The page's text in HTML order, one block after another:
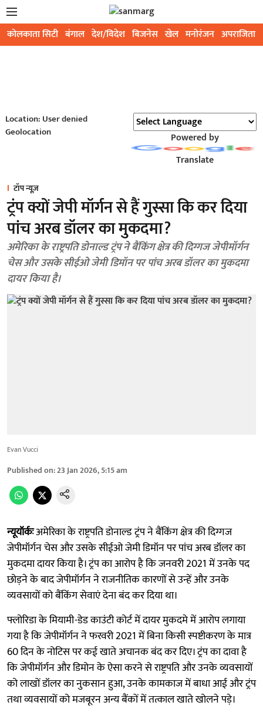
कोलकाता सिटी बंगाल देश/विदेश बिजनेस खेल मनोरंजन अपराजिता
Location: User denied
Geolocation
Powered by
Translate
टॉप न्यूज़
ट्रंप क्यों जेपी मॉर्गन से हैं गुस्सा कि कर दिया
पांच अरब डॉलर का मुकदमा?
अमेरिका के राष्ट्रपति डोनाल्ड ट्रंप ने बैंकिंग क्षेत्र की दिग्गज जेपीमॉर्गन
चेस और उसके सीईओ जेमी डिमॉन पर पांच अरब डॉलर का मुकदमा
दायर किया है।
Evan Vucci
Published on:23 Jan 2026, 5:15 am
न्यूयॉर्कःअमेरिका के राष्ट्रपति डोनाल्ड ट्रंप ने बैंकिंग क्षेत्र की दिग्गज
जेपीमॉर्गन चेस और उसके सीईओ जेमी डिमॉन पर पांच अरब डॉलर का
मुकदमा दायर किया है। ट्रंप का आरोप है कि जनवरी 2021 में उनके पद
छोड़ने के बाद जेपीमॉर्गन ने राजनीतिक कारणों से उन्हें और उनके
व्यवसायों को बैंकिंग सेवाएं देना बंद कर दिया था।
फ्लोरिडा के मियामी-डेड काउंटी कोर्ट में दायर मुकदमे में आरोप लगाया
गया है कि जेपीमॉर्गन ने फरवरी 2021 में बिना किसी स्पष्टीकरण के मात्र
60 दिन के नोटिस पर कई खाते अचानक बंद कर दिए। ट्रंप का दावा है
कि जेपीमॉर्गन और डिमोन के ऐसा करने से राष्ट्रपति और उनके व्यवसायों
को लाखों डॉलर का नुकसान हुआ, उनके कामकाज में बाधा आई और ट्रंप
तथा व्यवसायों को मजबूरन अन्य बैंकों में तत्काल खाते खोलने पड़े।